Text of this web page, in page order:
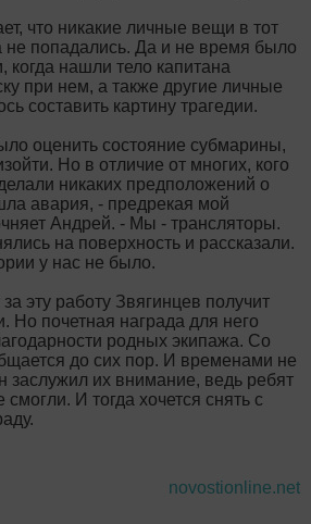
что никакие личные вещи в тот
не попадались. Да и не время было
когда нашли тело капитана
при нем, а также другие личные
составить картину трагедии.
оценить состояние субмарины,
Но в отличие от многих, кого
никаких предположений о
авария, - предрекая мой
Андрей. - Мы - трансляторы.
на поверхность и рассказали.
у нас не было.
эту работу Звягинцев получит
Но почетная награда для него
родных экипажа. Со
до сих пор. И временами не
заслужил их внимание, ведь ребят
И тогда хочется снять с
novostionline.net